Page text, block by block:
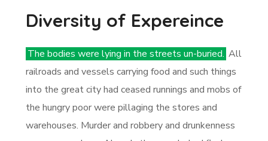
Diversity of Expereince
The bodies were lying in the streets un-buried. All
railroads and vessels carrying food and such things
into the great city had ceased runnings and mobs of
the hungry poor were pillaging the stores and
warehouses. Murder and robbery and drunkenness